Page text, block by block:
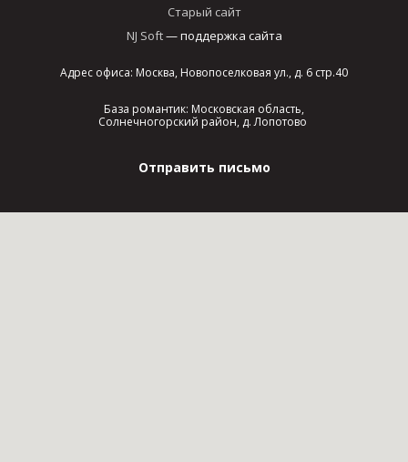
Старый сайт
NJ Soft— поддержка сайта
Адрес офиса: Москва, Новопоселковая ул., д. 6 стр.40
База романтик: Московская область,
Солнечногорский район, д. Лопотово
Отправить письмо